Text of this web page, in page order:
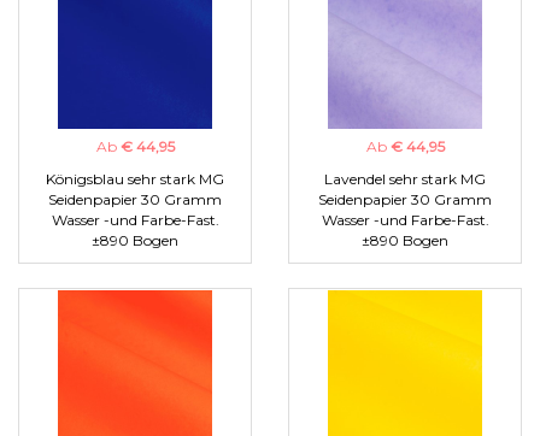
Ab € 44,95
Königsblau sehr stark MG
Seidenpapier 30 Gramm
Wasser -und Farbe-Fast.
±890 Bogen
Ab € 44,95
Lavendel sehr stark MG
Seidenpapier 30 Gramm
Wasser -und Farbe-Fast.
±890 Bogen